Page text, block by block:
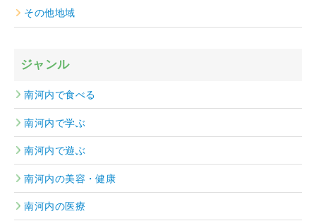
その他地域
ジャンル
南河内で食べる
南河内で学ぶ
南河内で遊ぶ
南河内の美容・健康
南河内の医療